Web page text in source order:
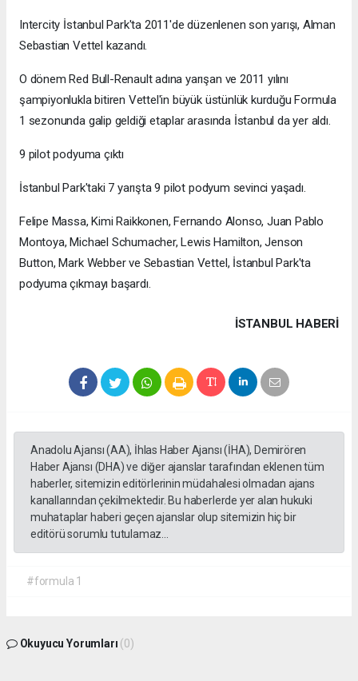
Intercity İstanbul Park'ta 2011'de düzenlenen son yarışı, Alman
Sebastian Vettel kazandı.
O dönem Red Bull-Renault adına yarışan ve 2011 yılını
şampiyonlukla bitiren Vettel'in büyük üstünlük kurduğu Formula
1 sezonunda galip geldiği etaplar arasında İstanbul da yer aldı.
9 pilot podyuma çıktı
İstanbul Park'taki 7 yarışta 9 pilot podyum sevinci yaşadı.
Felipe Massa, Kimi Raikkonen, Fernando Alonso, Juan Pablo
Montoya, Michael Schumacher, Lewis Hamilton, Jenson
Button, Mark Webber ve Sebastian Vettel, İstanbul Park'ta
podyuma çıkmayı başardı.
İSTANBUL HABERİ
Anadolu Ajansı (AA), İhlas Haber Ajansı (İHA), Demirören
Haber Ajansı (DHA) ve diğer ajanslar tarafından eklenen tüm
haberler, sitemizin editörlerinin müdahalesi olmadan ajans
kanallarından çekilmektedir. Bu haberlerde yer alan hukuki
muhataplar haberi geçen ajanslar olup sitemizin hiç bir
editörü sorumlu tutulamaz...
#formula 1
Okuyucu Yorumları (0)